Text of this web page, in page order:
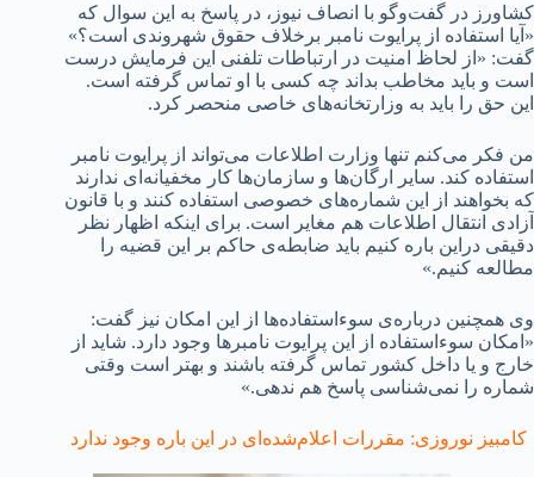
کشاورز در گفت‌وگو با انصاف نیوز، در پاسخ به این سوال که
«آیا استفاده از پرایوت نامبر برخلاف حقوق شهروندی است؟»
گفت: «از لحاظ امنیت در ارتباطات تلفنی این فرمایش درست
است و باید مخاطب بداند چه کسی با او تماس گرفته است.
این‌ حق را باید به وزارتخانه‌های خاصی منحصر کرد.
من فکر می‌کنم تنها وزارت اطلاعات می‌تواند از پرایوت نامبر
استفاده کند. سایر ارگان‌ها و سازمان‌ها کار مخفیانه‌ای ندارند
که بخواهند از این شماره‌های خصوصی استفاده کنند و با قانون
آزادی انتقال اطلاعات هم‌ مغایر است. برای اینکه اظهار نظر
دقیقی دراین باره کنیم باید ضابطه‌ی حاکم بر این قضیه را
مطالعه کنیم.»
وی همچنین درباره‌ی سوءاستفاده‌ها از این امکان نیز گفت:
«امکان سوءاستفاده از این پرایوت نامبرها وجود دارد. شاید از
خارج و یا داخل کشور تماس گرفته باشند و بهتر است وقتی
شماره را نمی‌شناسی پاسخ هم ندهی.»
کامبیز نوروزی: مقررات اعلام‌شده‌ای در این باره وجود ندارد